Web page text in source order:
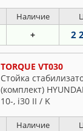
Наличие
+ 2
TORQUE VT030
Стойка
(комплект)
10-, i30 II / K
Наличие